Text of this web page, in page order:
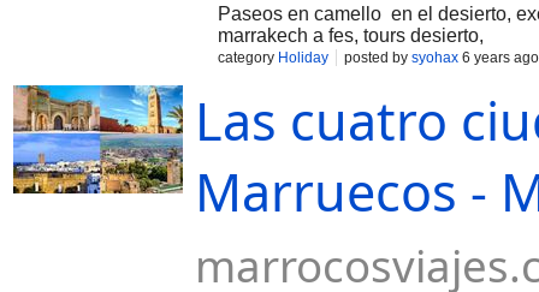
Paseos en camello en el desierto,
marrakech a fes, tours desierto,
category Holiday posted by syohax 6 years ago
Las cuatro
Marruecos -